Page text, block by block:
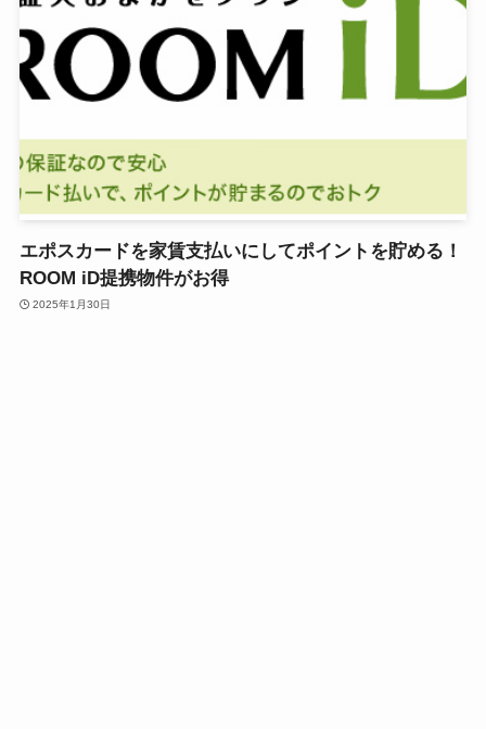
エポスカードを家賃支払いにしてポイントを貯める！
ROOM iD提携物件がお得
2025年1月30日